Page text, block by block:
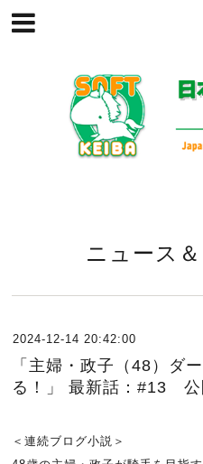
ニュース
2024-12-14 20:42:00
「主婦・政子（48）ダ
る！」 最新話：#13 公
＜連続ブログ小説＞